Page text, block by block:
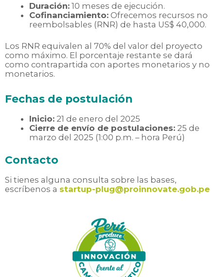
Duración: 10 meses de ejecución.
Cofinanciamiento: Ofrecemos recursos no
reembolsables (RNR) de hasta US$ 40,000.
Los RNR equivalen al 70% del valor del proyecto
como máximo. El porcentaje restante se dará
como contrapartida con aportes monetarios y no
monetarios.
Fechas de postulación
Inicio: 21 de enero del 2025
Cierre de envío de postulaciones: 25 de
marzo del 2025 (1:00 p.m. – hora Perú)
Contacto
Si tienes alguna consulta sobre las bases,
escríbenos a startup-plug@proinnovate.gob.pe